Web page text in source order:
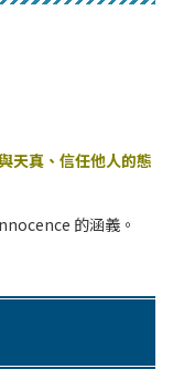
天真、信任他人的態
的涵義。